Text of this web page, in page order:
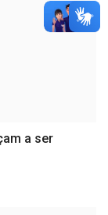
a ser